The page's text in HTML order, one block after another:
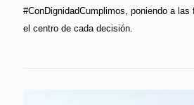
#ConDignidadCumplimos, poniendo a
el centro de cada decisión.